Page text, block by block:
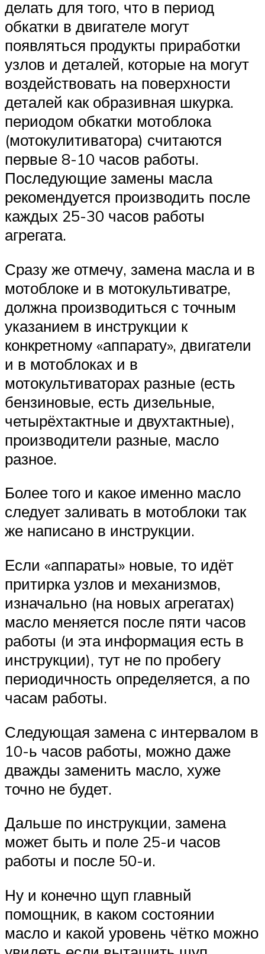
делать для того, что в период
обкатки в двигателе могут
появляться продукты приработки
узлов и деталей, которые на могут
воздействовать на поверхности
деталей как образивная шкурка.
периодом обкатки мотоблока
(мотокулитиватора) считаются
первые 8-10 часов работы.
Последующие замены масла
рекомендуется производить после
каждых 25-30 часов работы
агрегата.
Сразу же отмечу, замена масла и в
мотоблоке и в мотокультиватре,
должна производиться с точным
указанием в инструкции к
конкретному «аппарату», двигатели
и в мотоблоках и в
мотокультиваторах разные (есть
бензиновые, есть дизельные,
четырёхтактные и двухтактные),
производители разные, масло
разное.
Более того и какое именно масло
следует заливать в мотоблоки так
же написано в инструкции.
Если «аппараты» новые, то идёт
притирка узлов и механизмов,
изначально (на новых агрегатах)
масло меняется после пяти часов
работы (и эта информация есть в
инструкции), тут не по пробегу
периодичность определяется, а по
часам работы.
Следующая замена с интервалом в
10-ь часов работы, можно даже
дважды заменить масло, хуже
точно не будет.
Дальше по инструкции, замена
может быть и поле 25-и часов
работы и после 50-и.
Ну и конечно щуп главный
помощник, в каком состоянии
масло и какой уровень чётко можно